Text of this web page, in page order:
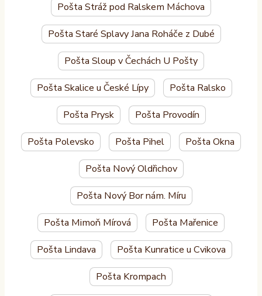
Pošta Stráž pod Ralskem Máchova
Pošta Staré Splavy Jana Roháče z Dubé
Pošta Sloup v Čechách U Pošty
Pošta Skalice u České Lípy Pošta Ralsko
Pošta Prysk Pošta Provodín
Pošta Polevsko Pošta Pihel Pošta Okna
Pošta Nový Oldřichov
Pošta Nový Bor nám. Míru
Pošta Mimoň Mírová Pošta Mařenice
Pošta Lindava Pošta Kunratice u Cvikova
Pošta Krompach